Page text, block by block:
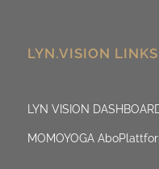
LYN.VISION
LYN VISION
MOMOYOGA